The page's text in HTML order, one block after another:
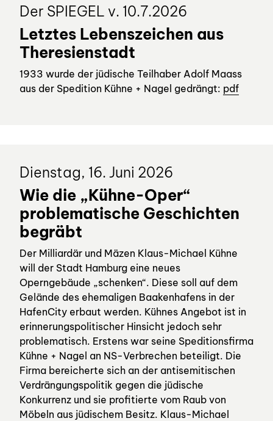
Der SPIEGEL v. 10.7.2026
Letztes Lebenszeichen aus
Theresienstadt
1933 wurde der jüdische Teilhaber Adolf Maass
aus der Spedition Kühne + Nagel gedrängt: pdf
Dienstag, 16. Juni 2026
Wie die „Kühne-Oper“
problematische Geschichten
begräbt
Der Milliardär und Mäzen Klaus-Michael Kühne
will der Stadt Hamburg eine neues
Operngebäude „schenken“. Diese soll auf dem
Gelände des ehemaligen Baakenhafens in der
HafenCity erbaut werden. Kühnes Angebot ist in
erinnerungspolitischer Hinsicht jedoch sehr
problematisch. Erstens war seine Speditionsfirma
Kühne + Nagel an NS-Verbrechen beteiligt. Die
Firma bereicherte sich an der antisemitischen
Verdrängungspolitik gegen die jüdische
Konkurrenz und sie profitierte vom Raub von
Möbeln aus jüdischem Besitz. Klaus-Michael